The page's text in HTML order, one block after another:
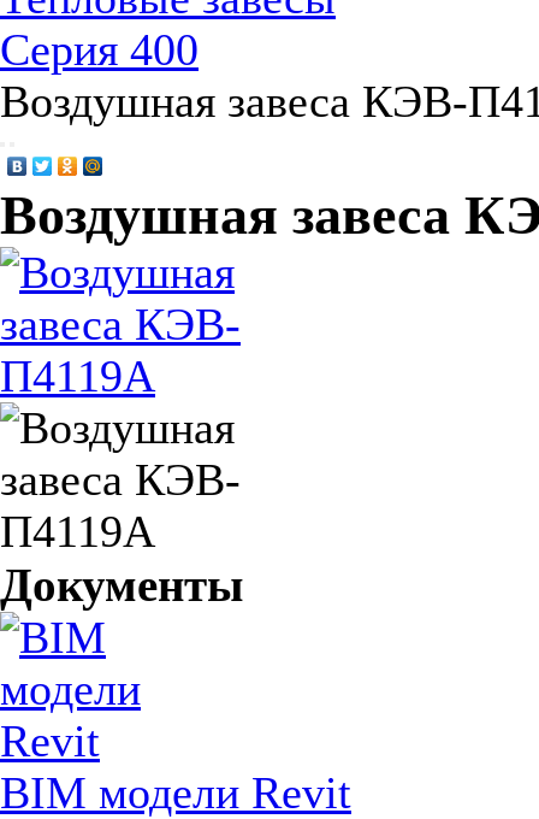
Серия 400
Воздушная завеса КЭВ-
Воздушная завеса
Документы
BIM модели Revit